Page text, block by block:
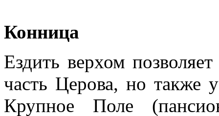
Конница
Ездить верхом
часть Церова, но также
Крупное Поле